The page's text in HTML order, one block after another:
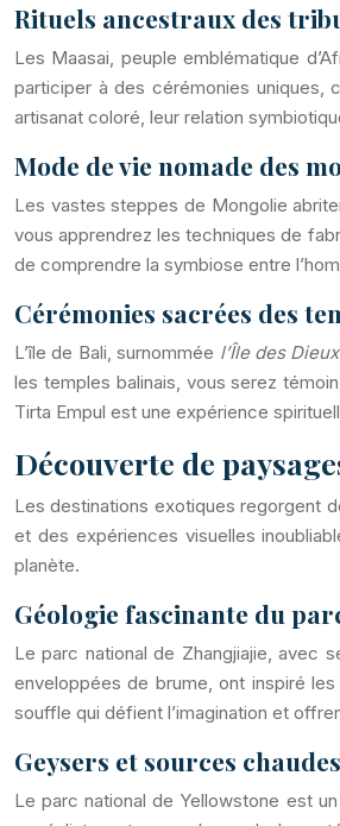
Rituels ancestraux des
Les Maasai, peuple emblématique
participer à des cérémonies uniques,
artisanat coloré, leur relation
Mode de vie nomade des
Les vastes steppes de Mongolie
vous apprendrez les techniques de
de comprendre la symbiose entre
Cérémonies sacrées des
L’île de Bali, surnommée l’Île des Dieux
les temples balinais, vous serez
Tirta Empul est une expérience
Découverte de
Les destinations exotiques regorgent
et des expériences visuelles
planète.
Géologie fascinante du
Le parc national de Zhangjiajie, avec
enveloppées de brume, ont inspiré
souffle qui défient l’imagination et
Geysers et sources
Le parc national de Yellowstone est